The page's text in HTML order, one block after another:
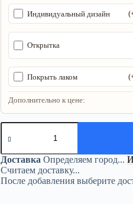
Индивидуальный дизайн
Открытка
Покрыть лаком
Дополнительно к цене:
Количество
товара
Ворон
—
Свет
глубинной
Доставка Определяем город...
Считаем доставку...
После добавления выберите